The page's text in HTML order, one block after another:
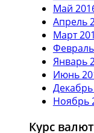
Май
Апрель
Март
Январь
Июнь
Ноябрь
Курс валют